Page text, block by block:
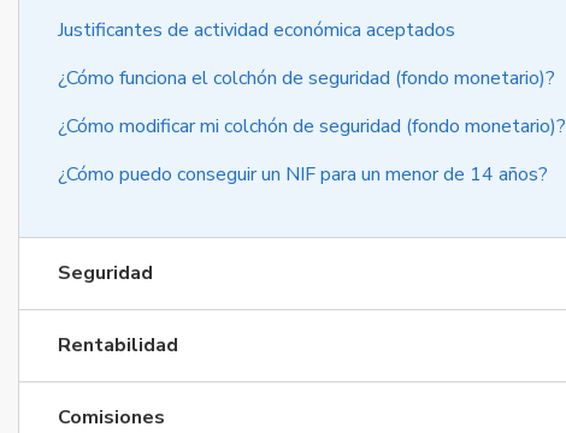
Justificantes de actividad económica aceptados
¿Cómo funciona el colchón de seguridad (fondo monetario)?
¿Cómo modificar mi colchón de seguridad (fondo monetario)?
¿Cómo puedo conseguir un NIF para un menor de 14 años?
Seguridad
Rentabilidad
Comisiones